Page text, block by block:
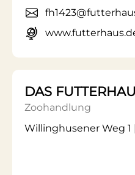
DAS
Zoohandlung
Willinghusener Weg 1